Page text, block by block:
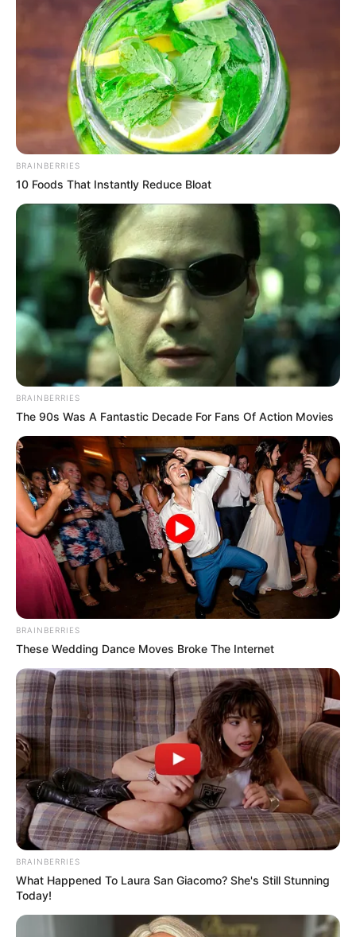
ΤΑΥΤΟΤΗΤΑ ΚΑΙ ΕΠΙΚΟΙΝΩΝΙΑ
BRAINBERRIES
10 Foods That Instantly Reduce Bloat
BRAINBERRIES
The 90s Was A Fantastic Decade For Fans Of Action Movies
BRAINBERRIES
These Wedding Dance Moves Broke The Internet
BRAINBERRIES
What Happened To Laura San Giacomo? She's Still Stunning
Today!